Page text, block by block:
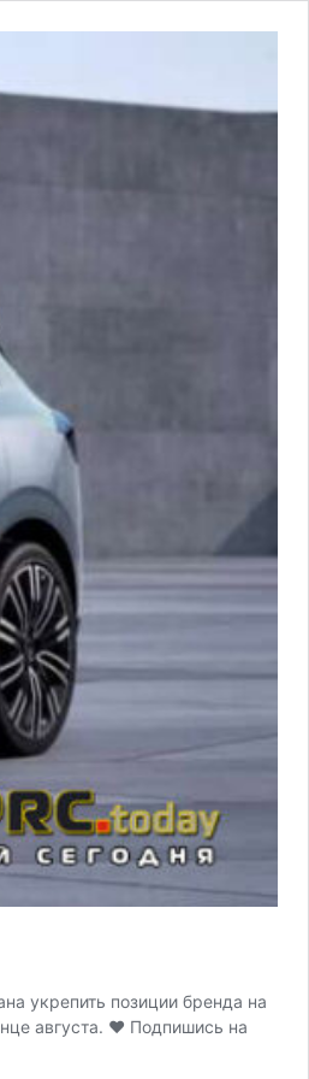
укрепить позиции бренда на
августа. ♥ Подпишись на